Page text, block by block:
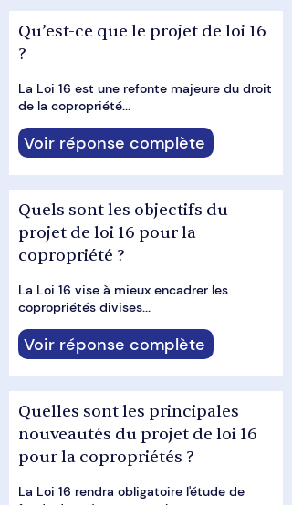
Qu’est-ce que le projet de loi 16
?
La Loi 16 est une refonte majeure du droit
de la copropriété...
Voir réponse complète
Quels sont les objectifs du
projet de loi 16 pour la
copropriété ?
La Loi 16 vise à mieux encadrer les
copropriétés divises...
Voir réponse complète
Quelles sont les principales
nouveautés du projet de loi 16
pour la copropriétés ?
La Loi 16 rendra obligatoire l'étude de